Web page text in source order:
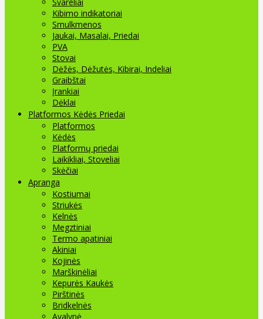
Kibimo indikatoriai
Smulkmenos
Jaukai, Masalai, Priedai
PVA
Stovai
Dėžės, Dėžutės, Kibirai, Indeliai
Graibštai
Įrankiai
Dėklai
Platformos Kėdės Priedai
Platformos
Kėdės
Platformų priedai
Laikikliai, Stoveliai
Skėčiai
Apranga
Kostiumai
Striukės
Kelnės
Megztiniai
Termo apatiniai
Akiniai
Kojinės
Marškinėliai
Kepurės Kaukės
Pirštinės
Bridkelnės
Avalynė